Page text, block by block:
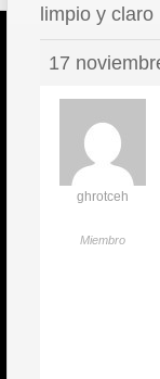
limpio y claro
17
ghrotceh
Miembro